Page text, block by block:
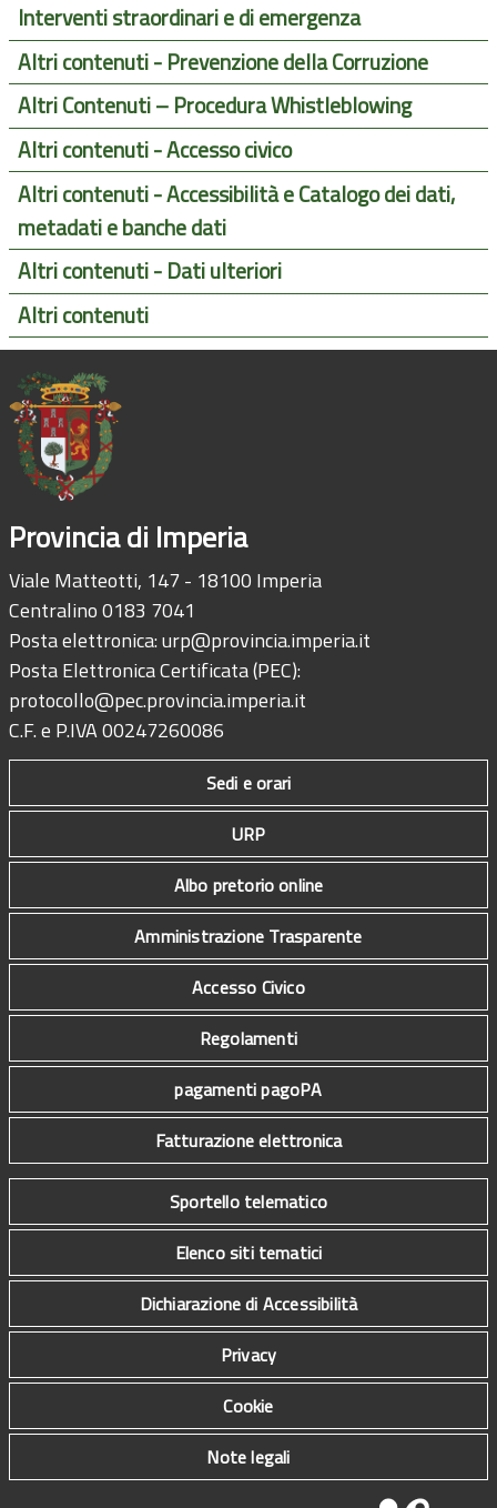
Interventi straordinari e di emergenza
Altri contenuti - Prevenzione della Corruzione
Altri Contenuti – Procedura Whistleblowing
Altri contenuti - Accesso civico
Altri contenuti - Accessibilità e Catalogo dei dati,
metadati e banche dati
Altri contenuti - Dati ulteriori
Altri contenuti
Provincia di Imperia
Viale Matteotti, 147 - 18100 Imperia
Centralino 0183 7041
Posta elettronica:urp@provincia.imperia.it
Posta Elettronica Certificata (PEC):
protocollo@pec.provincia.imperia.it
C.F. e P.IVA 00247260086
Sedi e orari
URP
Albo pretorio online
Amministrazione Trasparente
Accesso Civico
Regolamenti
pagamenti pagoPA
Fatturazione elettronica
Sportello telematico
Elenco siti tematici
Dichiarazione di Accessibilità
Privacy
Cookie
Note legali